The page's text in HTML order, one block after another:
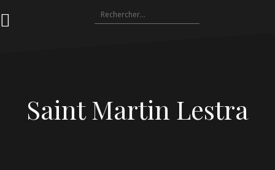
au
Rechercher :
Saint Martin Lestra